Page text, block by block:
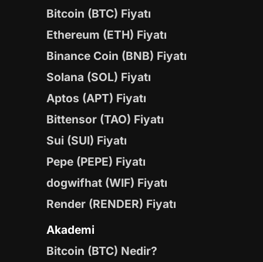
Bitcoin (BTC) Fiyatı
Ethereum (ETH) Fiyatı
Binance Coin (BNB) Fiyatı
Solana (SOL) Fiyatı
Aptos (APT) Fiyatı
Bittensor (TAO) Fiyatı
Sui (SUI) Fiyatı
Pepe (PEPE) Fiyatı
dogwifhat (WIF) Fiyatı
Render (RENDER) Fiyatı
Akademi
Bitcoin (BTC) Nedir?